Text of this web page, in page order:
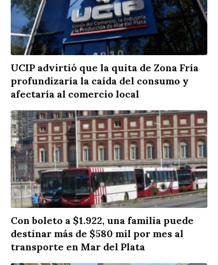
UCIP advirtió que la quita de Zona Fría
profundizaría la caída del consumo y
afectaría al comercio local
Con boleto a $1.922, una familia puede
destinar más de $580 mil por mes al
transporte en Mar del Plata